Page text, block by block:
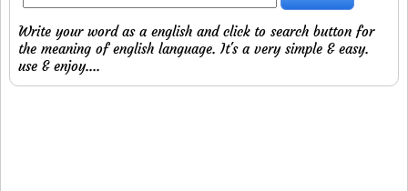
Write your word as a english and click to search button for
the meaning of english language. It's a very simple & easy.
use & enjoy....